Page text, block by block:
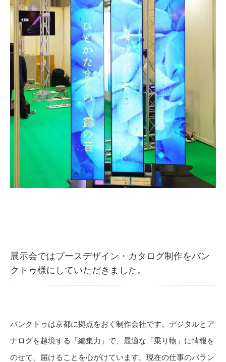
展示会ではブースデザイン・カタログ制作をバン
クトゥ様にしていただきました。
バンクトゥは京都に拠点をおく制作会社です。デジタルとア
ナログを越境する「編集力」で、最適な「乗り物」に情報を
のせて、届けることを心がけています。現在の仕事のバラン